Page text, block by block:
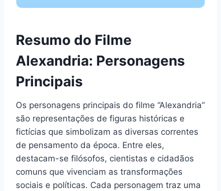
Resumo do Filme
Alexandria: Personagens
Principais
Os personagens principais do filme “Alexandria”
são representações de figuras históricas e
fictícias que simbolizam as diversas correntes
de pensamento da época. Entre eles,
destacam-se filósofos, cientistas e cidadãos
comuns que vivenciam as transformações
sociais e políticas. Cada personagem traz uma